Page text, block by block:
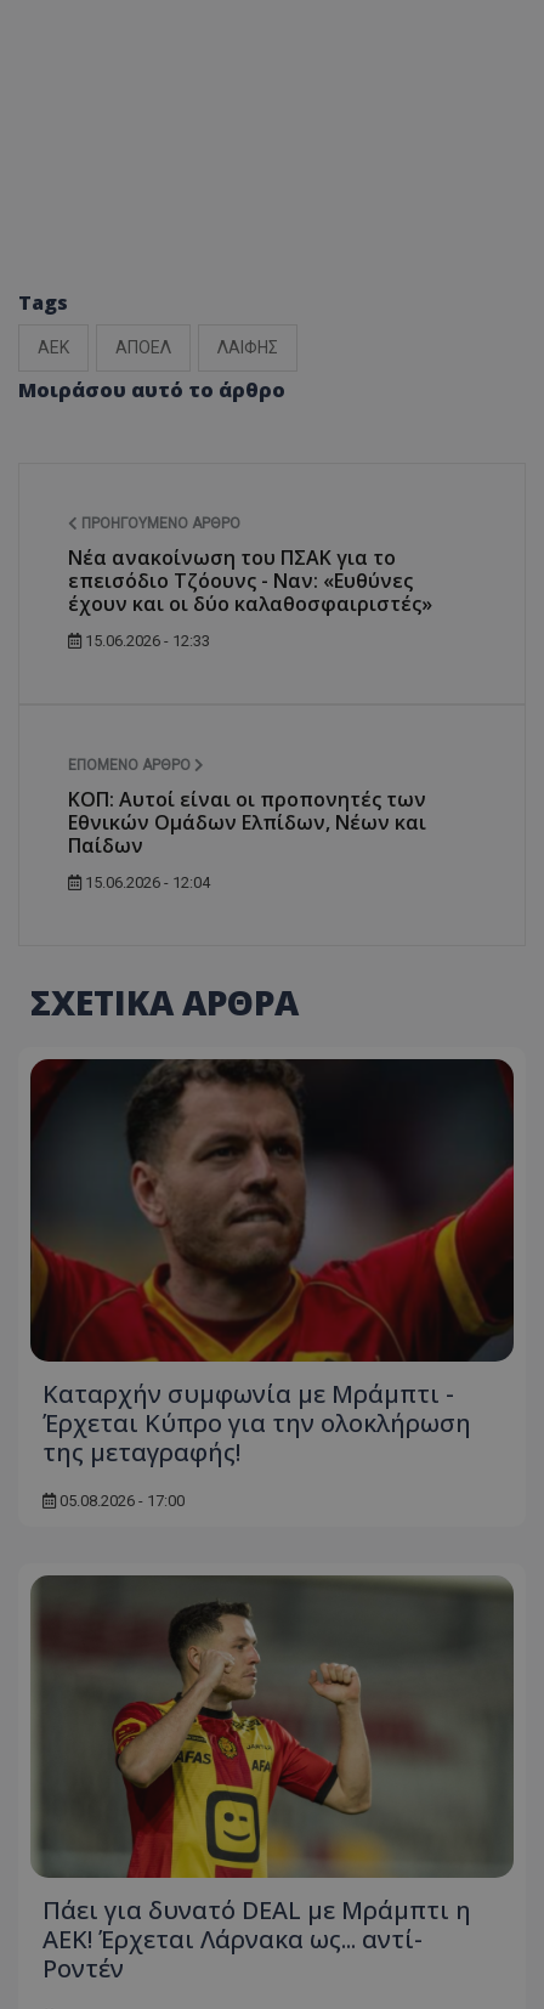
Tags
ΑΕΚ ΑΠΟΕΛ ΛΑΙΦΗΣ
Μοιράσου αυτό το άρθρο
ΠΡΟΗΓΟΎΜΕΝΟ ΆΡΘΡΟ
Νέα ανακοίνωση του ΠΣΑΚ για το
επεισόδιο Τζόουνς - Ναν: «Ευθύνες
έχουν και οι δύο καλαθοσφαιριστές»
15.06.2026 - 12:33
ΕΠΌΜΕΝΟ ΆΡΘΡΟ
ΚΟΠ: Αυτοί είναι οι προπονητές των
Εθνικών Ομάδων Ελπίδων, Νέων και
Παίδων
15.06.2026 - 12:04
ΣΧΕΤΙΚΑ ΑΡΘΡΑ
Καταρχήν συμφωνία με Μράμπτι -
Έρχεται Κύπρο για την ολοκλήρωση
της μεταγραφής!
05.08.2026 - 17:00
Πάει για δυνατό DEAL με Μράμπτι η
ΑΕΚ! Έρχεται Λάρνακα ως... αντί-
Ροντέν